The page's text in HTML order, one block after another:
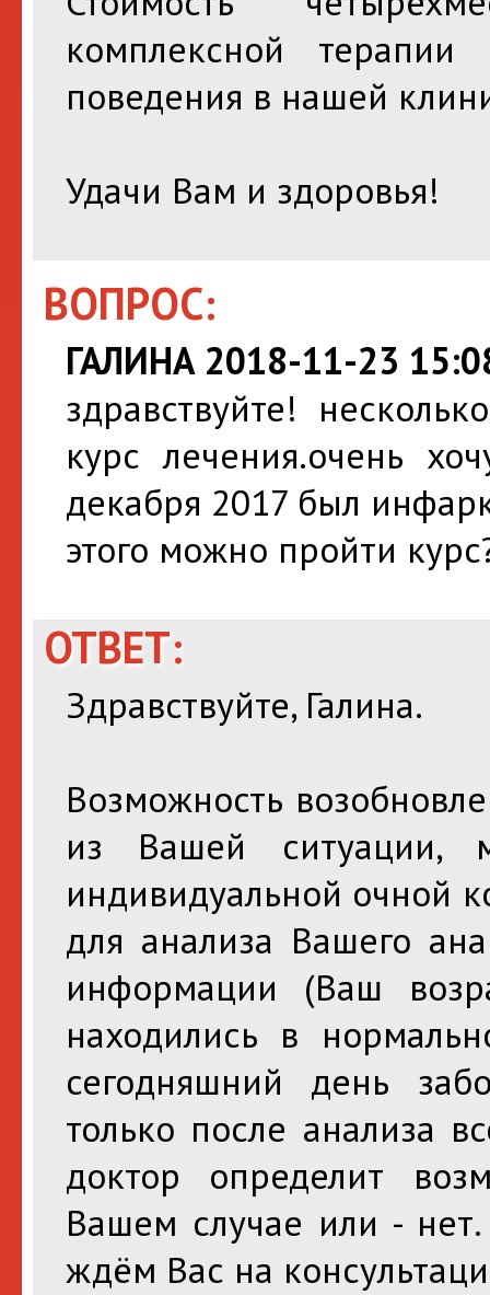
комплексной
поведения в нашей
Удачи Вам и здоровья!
ВОПРОС:
ГАЛИНА 2018-11-23
здравствуйте!
курс лечения.очень
декабря 2017 был
этого можно пройти
ОТВЕТ:
Здравствуйте, Галина.
Возможность
из Вашей ситуации,
индивидуальной очной
для анализа Вашего
информации (Ваш
находились в
сегодняшний день
только после анализа
доктор определит
Вашем случае или -
ждём Вас на